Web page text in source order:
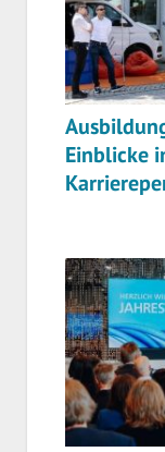
Einblicke